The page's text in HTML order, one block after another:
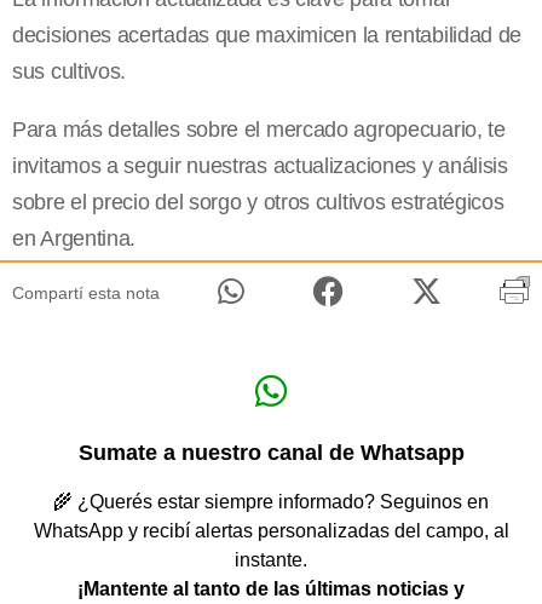
decisiones acertadas que maximicen la rentabilidad de
sus cultivos.
Para más detalles sobre el mercado agropecuario, te
invitamos a seguir nuestras actualizaciones y análisis
sobre el precio del sorgo y otros cultivos estratégicos
en Argentina.
Compartí esta nota
Sumate a nuestro canal de Whatsapp
🌾 ¿Querés estar siempre informado? Seguinos en
WhatsApp y recibí alertas personalizadas del campo, al
instante.
¡Mantente al tanto de las últimas noticias y